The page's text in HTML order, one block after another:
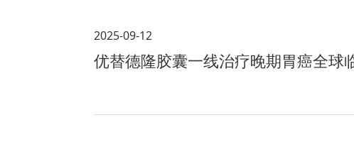
2025-09-12
优替德隆胶囊一线治疗晚期胃癌全球